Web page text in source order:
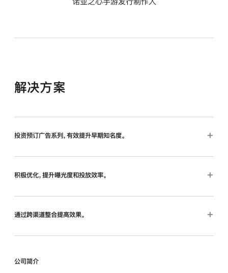
解决方案
投资预订广告系列，有效提升早期知名度。
积极优化，提升曝光度和投放效率。
通过跨渠道整合提高效果。
公司简介